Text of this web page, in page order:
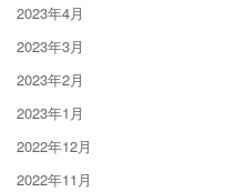
2023年4月
2023年3月
2023年2月
2023年1月
2022年12月
2022年11月